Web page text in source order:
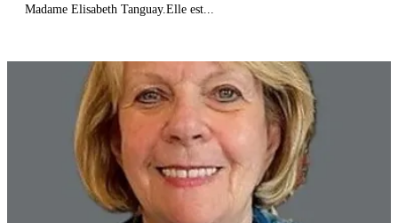
Madame Elisabeth Tanguay.Elle est...